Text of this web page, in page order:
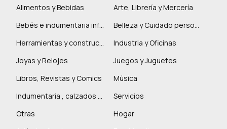
Alimentos y Bebidas
Arte, Librería y Mercería
Bebés e indumentaria infantil
Belleza y Cuidado personal
Herramientas y construcción
Industria y Oficinas
Joyas y Relojes
Juegos y Juguetes
Libros, Revistas y Comics
Música
Indumentaria , calzados y marroquinería
Servicios
Otras
Hogar